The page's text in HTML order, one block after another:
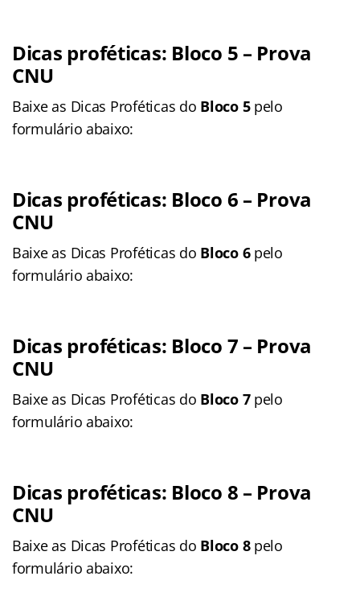
Dicas proféticas: Bloco 5 – Prova
CNU
Baixe as Dicas Proféticas do Bloco 5pelo
formulário abaixo:
Dicas proféticas: Bloco 6 – Prova
CNU
Baixe as Dicas Proféticas do Bloco 6pelo
formulário abaixo:
Dicas proféticas: Bloco 7 – Prova
CNU
Baixe as Dicas Proféticas do Bloco 7pelo
formulário abaixo:
Dicas proféticas: Bloco 8 – Prova
CNU
Baixe as Dicas Proféticas do Bloco 8pelo
formulário abaixo: